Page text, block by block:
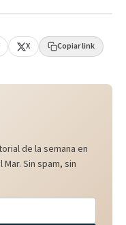
X Copiar link
de la semana en
Sin spam, sin